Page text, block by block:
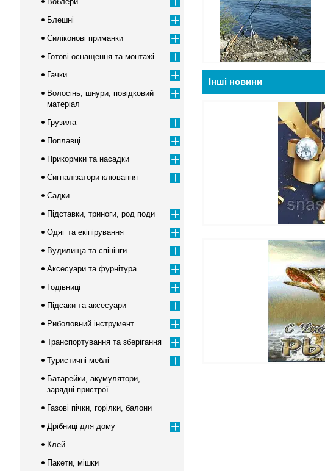
Інші новини
Блешні
Силіконові приманки
Готові оснащення та монтажі
Гачки
Волосінь, шнури, повідковий
матеріал
Грузила
Поплавці
Прикормки та насадки
Сигналізатори клювання
Садки
Підставки, триноги, род поди
Одяг та екіпірування
Вудилища та спінінги
Аксесуари та фурнітура
Годівниці
Підсаки та аксесуари
Риболовний інструмент
Транспортування та зберігання
Туристичні меблі
Батарейки, акумулятори,
зарядні пристрої
Газові пічки, горілки, балони
Дрібниці для дому
Клей
Пакети, мішки